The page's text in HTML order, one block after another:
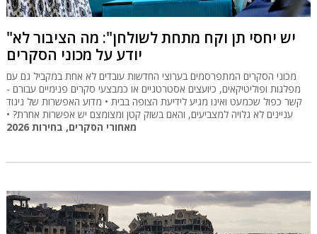
"יש יחסי תן וקח מתחת לשולחן": מה הציבור לא
יודע על מכוני הסקרים
מכוני הסקרים המתפרסמים בערוצי החדשות עובדים לא אחת במקביל גם עם
מפלגות ופוליטיקאים, כיועצים אסטרטגיים או כמבצעי סקרים פנימיים עבורם -
קשר כפול שכמעט ואינו מגיע לידיעת הצופה בבית • מדוע האפשרות של ניגוד
עניינים לא גלויה למצביעים, והאם בשוק קטן ומצומצם יש אפשרות אחרת? •